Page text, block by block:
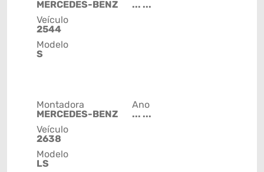
MERCEDES-BENZ
Veículo
2544
Modelo
S
... ...
Montadora
MERCEDES-BENZ
Veículo
2638
Modelo
LS
Ano
... ...